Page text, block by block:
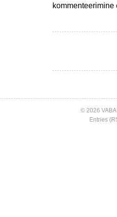
US
–
© 2026
Entries